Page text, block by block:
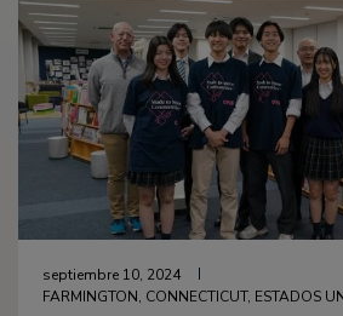
septiembre 10, 2024
FARMINGTON, CONNECTICUT, ESTADOS